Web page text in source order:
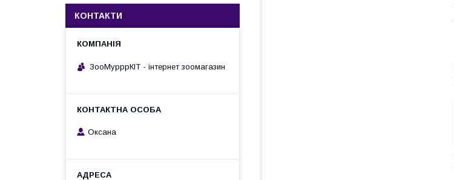
КОНТАКТИ
ЗооМурррКІТ - інтернет зоомагазин
Оксана